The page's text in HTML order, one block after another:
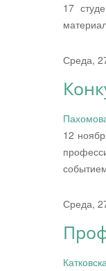
17
Среда,
12
Среда,